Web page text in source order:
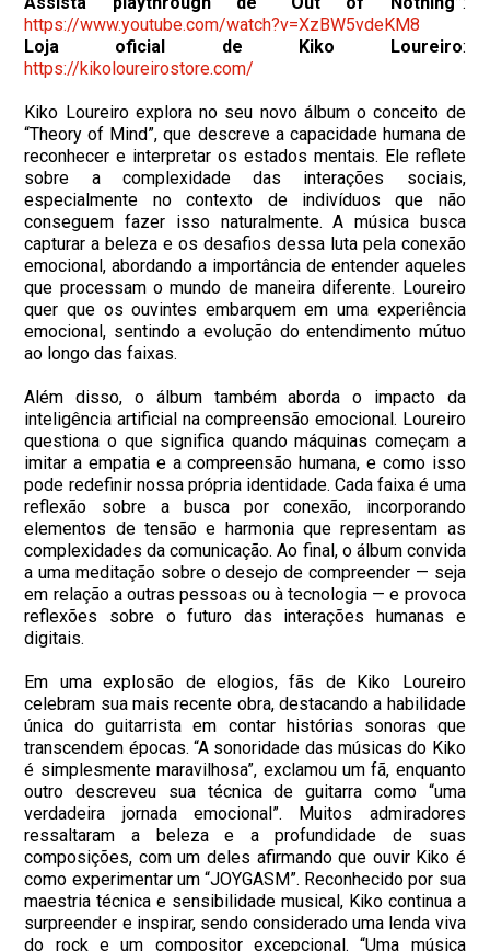
https://www.youtube.com/watch?v=XzBW5vdeKM8
Loja oficial de Kiko Loureiro:
https://kikoloureirostore.com/
Kiko Loureiro explora no seu novo álbum o conceito de
“Theory of Mind”, que descreve a capacidade humana de
reconhecer e interpretar os estados mentais. Ele reflete
sobre a complexidade das interações sociais,
especialmente no contexto de indivíduos que não
conseguem fazer isso naturalmente. A música busca
capturar a beleza e os desafios dessa luta pela conexão
emocional, abordando a importância de entender aqueles
que processam o mundo de maneira diferente. Loureiro
quer que os ouvintes embarquem em uma experiência
emocional, sentindo a evolução do entendimento mútuo
ao longo das faixas.
Além disso, o álbum também aborda o impacto da
inteligência artificial na compreensão emocional. Loureiro
questiona o que significa quando máquinas começam a
imitar a empatia e a compreensão humana, e como isso
pode redefinir nossa própria identidade. Cada faixa é uma
reflexão sobre a busca por conexão, incorporando
elementos de tensão e harmonia que representam as
complexidades da comunicação. Ao final, o álbum convida
a uma meditação sobre o desejo de compreender — seja
em relação a outras pessoas ou à tecnologia — e provoca
reflexões sobre o futuro das interações humanas e
digitais.
Em uma explosão de elogios, fãs de Kiko Loureiro
celebram sua mais recente obra, destacando a habilidade
única do guitarrista em contar histórias sonoras que
transcendem épocas. “A sonoridade das músicas do Kiko
é simplesmente maravilhosa”, exclamou um fã, enquanto
outro descreveu sua técnica de guitarra como “uma
verdadeira jornada emocional”. Muitos admiradores
ressaltaram a beleza e a profundidade de suas
composições, com um deles afirmando que ouvir Kiko é
como experimentar um “JOYGASM”. Reconhecido por sua
maestria técnica e sensibilidade musical, Kiko continua a
surpreender e inspirar, sendo considerado uma lenda viva
do rock e um compositor excepcional. “Uma música